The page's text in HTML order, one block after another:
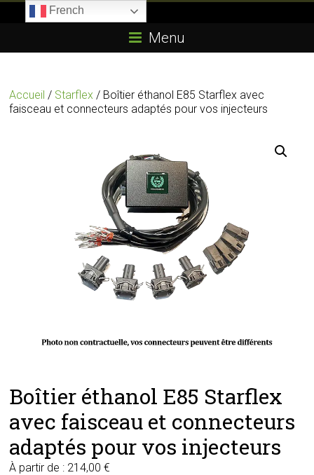
E85.com
passion
du
Menu
Accueil / Starflex / Boîtier éthanol E85 Starflex avec
faisceau et connecteurs adaptés pour vos injecteurs
Boîtier éthanol E85 Starflex
avec faisceau et connecteurs
adaptés pour vos injecteurs
À partir de : 214,00€
French